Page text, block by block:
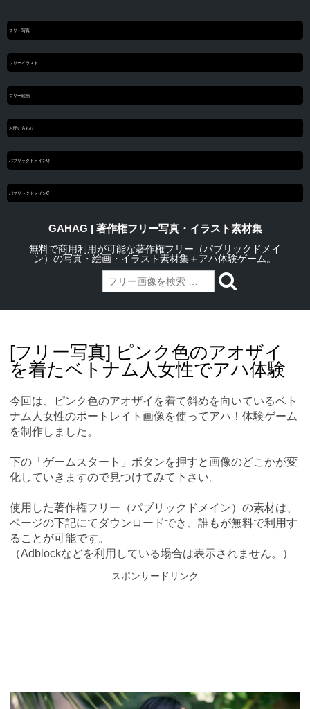
フリー写真
フリーイラスト
フリー絵画
お問い合わせ
パブリックドメインQ
パブリックドメインC
GAHAG | 著作権フリー写真・イラスト素材集
無料で商用利用が可能な著作権フリー（パブリックドメイ
ン）の写真・絵画・イラスト素材集＋アハ体験ゲーム。
content[フリー写真] ピンク色のアオザイ
を着たベトナム人女性でアハ体験
今回は、ピンク色のアオザイを着て斜めを向いているベト
ナム人女性のポートレイト画像を使ってアハ！体験ゲーム
を制作しました。
下の「ゲームスタート」ボタンを押すと画像のどこかが変
化していきますので見つけてみて下さい。
使用した著作権フリー（パブリックドメイン）の素材は、
ページの下記にてダウンロードでき、誰もが無料で利用す
ることが可能です。
（Adblockなどを利用している場合は表示されません。）
スポンサードリンク